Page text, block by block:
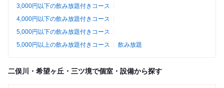
3,000円以下の飲み放題付きコース
4,000円以下の飲み放題付きコース
5,000円以下の飲み放題付きコース
5,000円以上の飲み放題付きコース
飲み放題
二俣川・希望ヶ丘・三ツ境で個室・設備から探す